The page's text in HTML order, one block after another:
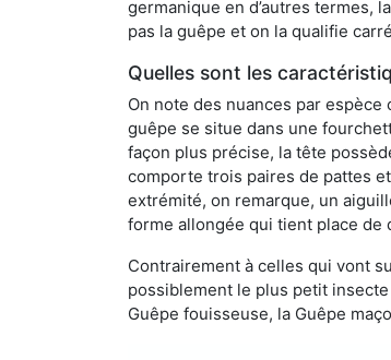
germanique en d’autres termes,
pas la guêpe et on la qualifie
Quelles sont les
On note des nuances par
guêpe se situe dans une
façon plus précise, la tête
comporte trois paires de pattes
extrémité, on remarque, un
forme allongée qui tient place de
Contrairement à celles qui vont
possiblement le plus petit
Guêpe fouisseuse, la Guêpe